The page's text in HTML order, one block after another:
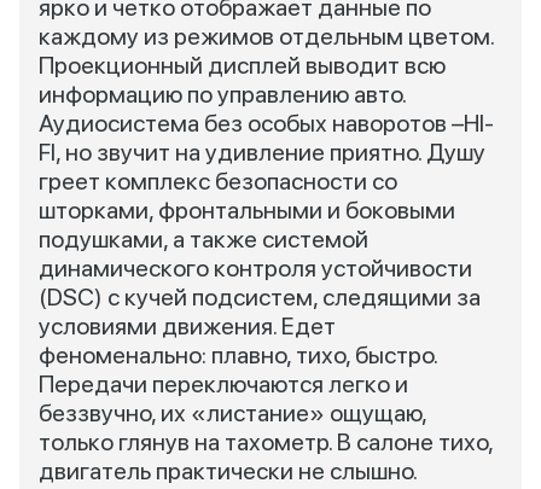
ярко и четко отображает данные по
каждому из режимов отдельным цветом.
Проекционный дисплей выводит всю
информацию по управлению авто.
Аудиосистема без особых наворотов –HI-
FI, но звучит на удивление приятно. Душу
греет комплекс безопасности со
шторками, фронтальными и боковыми
подушками, а также системой
динамического контроля устойчивости
(DSC) с кучей подсистем, следящими за
условиями движения. Едет
феноменально: плавно, тихо, быстро.
Передачи переключаются легко и
беззвучно, их «листание» ощущаю,
только глянув на тахометр. В салоне тихо,
двигатель практически не слышно.